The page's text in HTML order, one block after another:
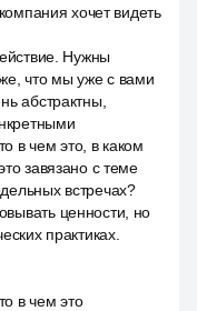
хочет видеть
Нужны
что мы уже с вами
абстрактны,
в чем это, в каком
завязано с теме
встречах?
ценности, но
практиках.
в чем это